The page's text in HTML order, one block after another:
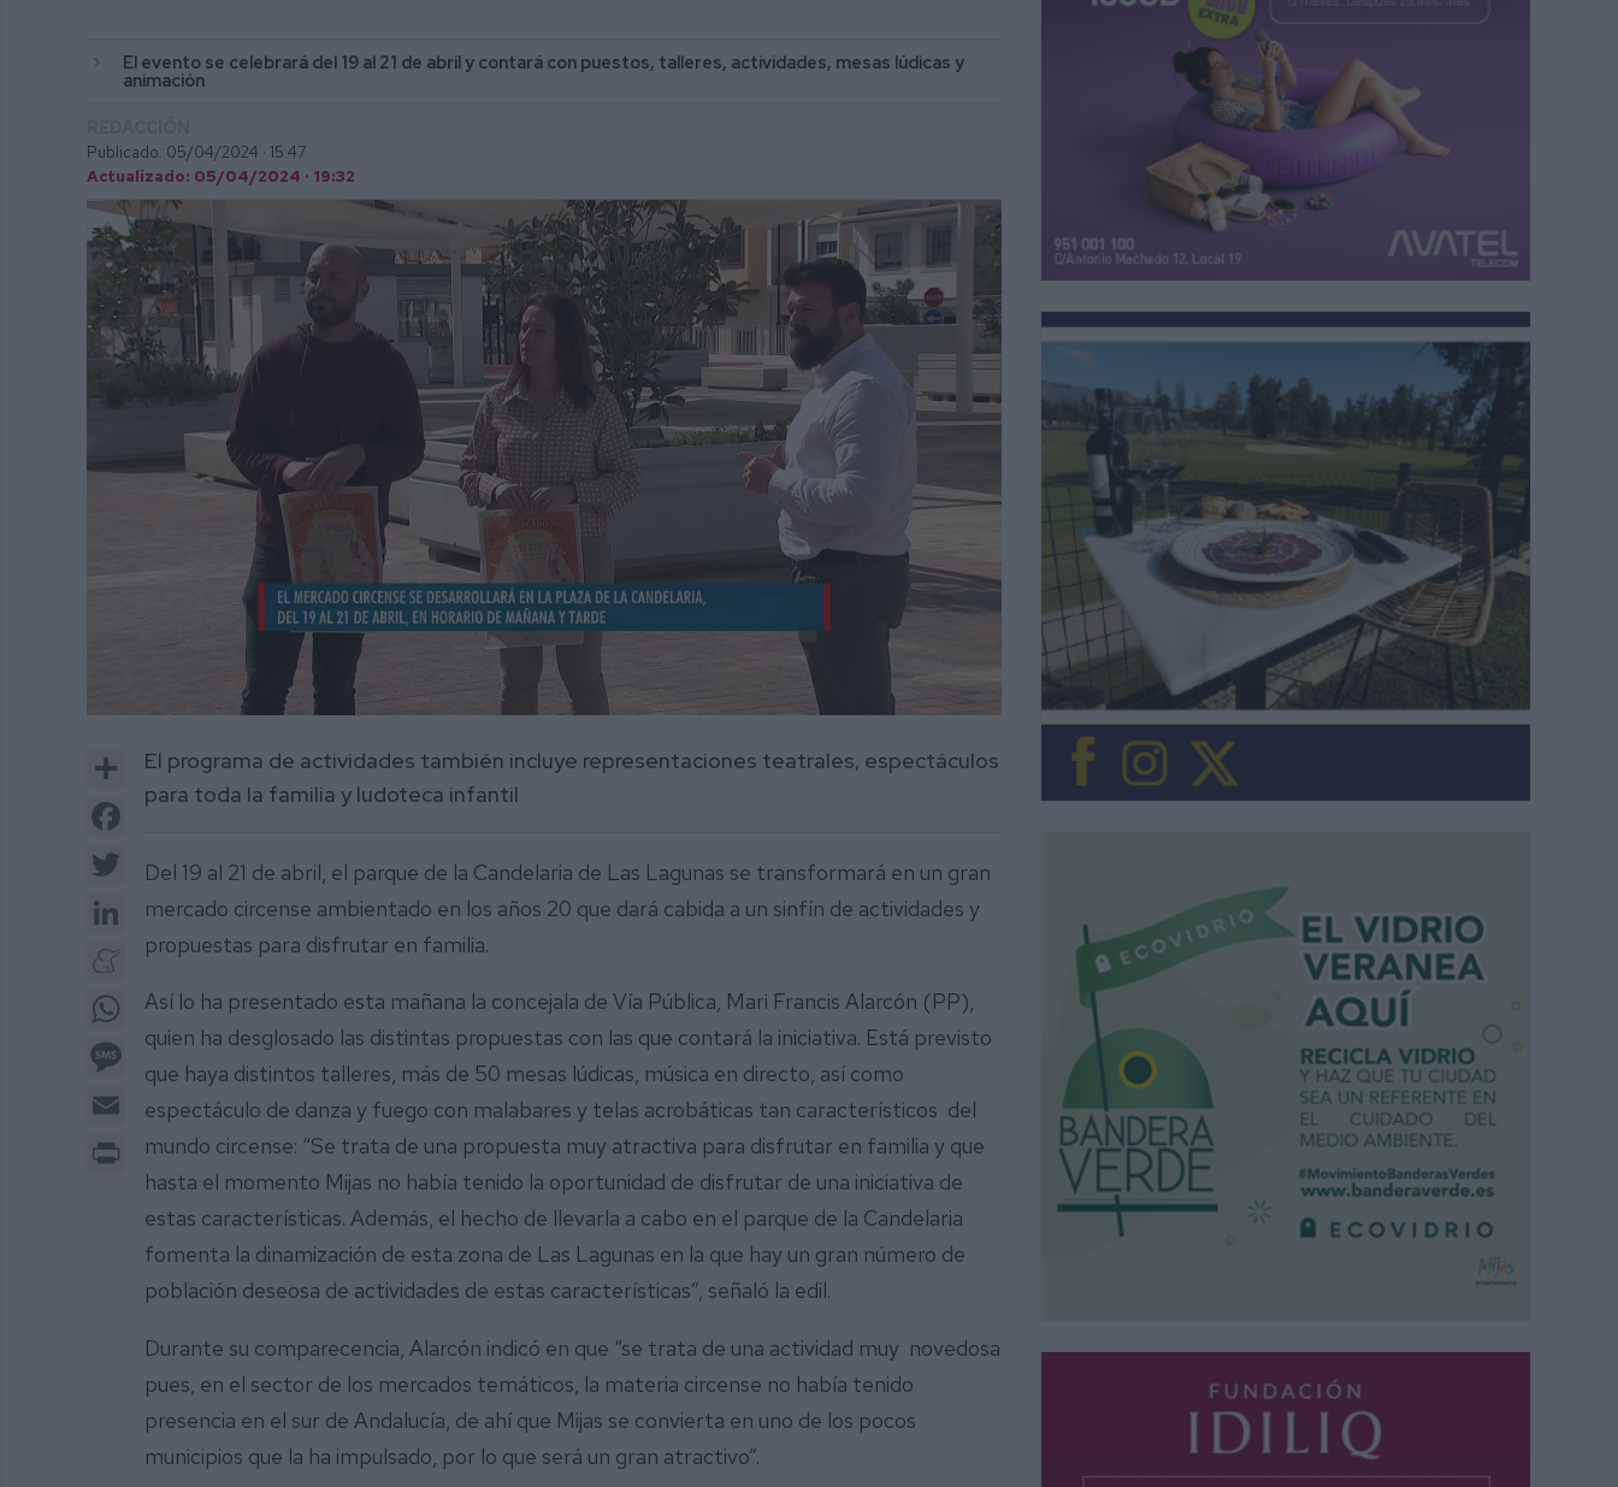
El evento se celebrará del 19 al 21 de abril y contará con puestos, talleres, actividades, mesas lúdicas y
animación
Publicado: 05/04/2024 · 15:47
Actualizado: 05/04/2024 · 19:32
1
minute,
53
seconds
Share
Facebook
LinkedIn
Meneame
WhatsApp
Message
Email
Print
El programa de actividades también incluye representaciones teatrales, espectáculos
para toda la familia y ludoteca infantil
Del 19 al 21 de abril, el parque de la Candelaria de Las Lagunas se transformará en un gran
mercado circense ambientado en los años 20 que dará cabida a un sinfín de actividades y
propuestas para disfrutar en familia.
Así lo ha presentado esta mañana la concejala de Vía Pública, Mari Francis Alarcón (PP),
quien ha desglosado las distintas propuestas con las que contará la iniciativa. Está previsto
que haya distintos talleres, más de 50 mesas lúdicas, música en directo, así como
espectáculo de danza y fuego con malabares y telas acrobáticas tan característicos del
mundo circense: “Se trata de una propuesta muy atractiva para disfrutar en familia y que
hasta el momento Mijas no había tenido la oportunidad de disfrutar de una iniciativa de
estas características. Además, el hecho de llevarla a cabo en el parque de la Candelaria
fomenta la dinamización de esta zona de Las Lagunas en la que hay un gran número de
población deseosa de actividades de estas características”, señaló la edil.
Durante su comparecencia, Alarcón indicó en que “se trata de una actividad muy novedosa
pues, en el sector de los mercados temáticos, la materia circense no había tenido
presencia en el sur de Andalucía, de ahí que Mijas se convierta en uno de los pocos
municipios que la ha impulsado, por lo que será un gran atractivo”.